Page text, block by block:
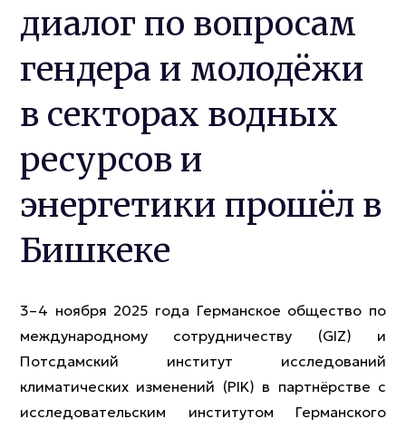
диалог по вопросам
гендера и молодёжи
в секторах водных
ресурсов и
энергетики прошёл в
Бишкеке
3–4 ноября 2025 года Германское общество по
международному сотрудничеству (GIZ) и
Потсдамский институт исследований
климатических изменений (PIK) в партнёрстве с
исследовательским институтом Германского